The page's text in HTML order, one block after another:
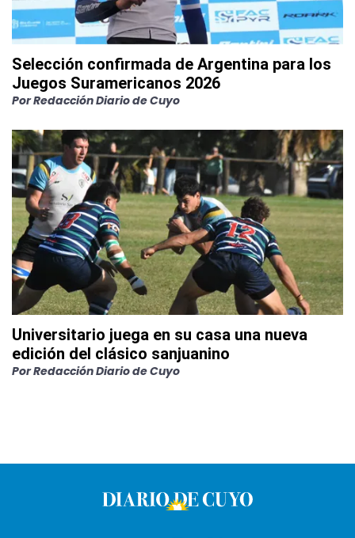
Selección confirmada de Argentina para los
Juegos Suramericanos 2026
PorRedacción Diario de Cuyo
Universitario juega en su casa una nueva
edición del clásico sanjuanino
PorRedacción Diario de Cuyo